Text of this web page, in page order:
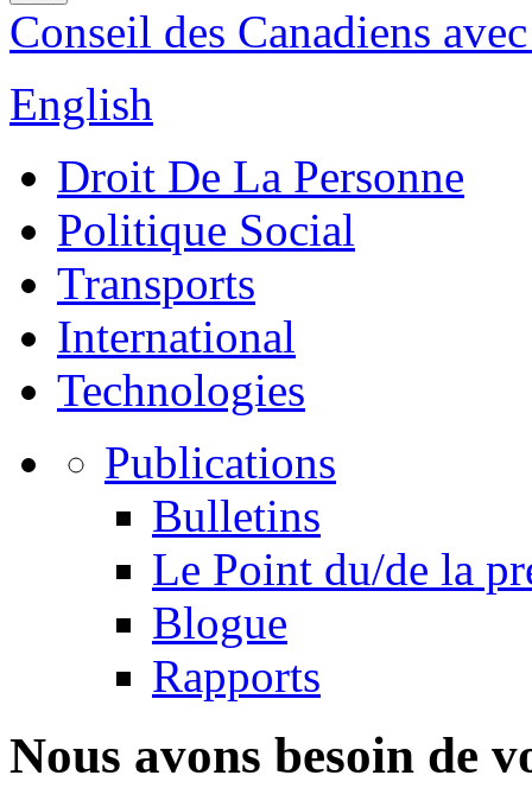
Conseil des Canadiens
English
Droit De La Personne
Politique Social
Transports
International
Technologies
Publications
Bulletins
Le Point du/de la
Blogue
Rapports
Nous avons besoin de